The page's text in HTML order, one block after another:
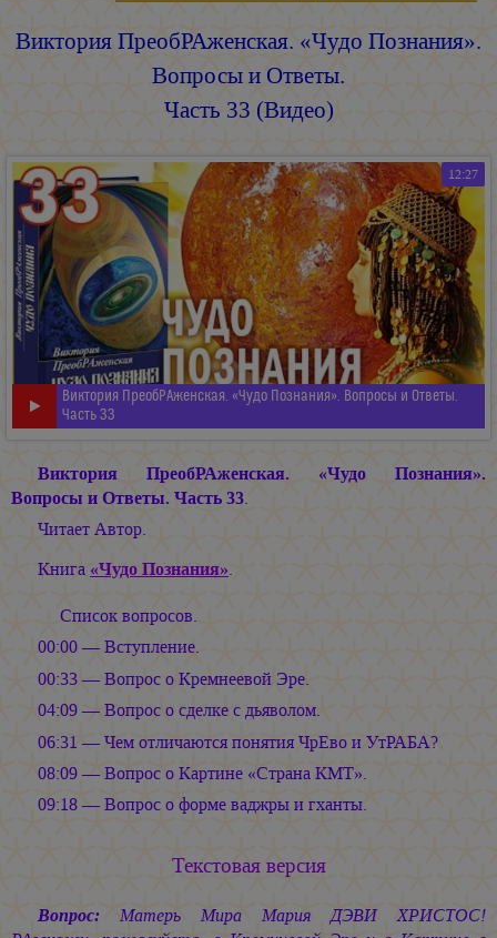
Виктория ПреобРАженская. «Чудо Познания».
Вопросы и Ответы.
Часть 33 (Видео)
12:27
Виктория ПреобРАженская. «Чудо Познания». Вопросы и Ответы.
Часть 33
Виктория ПреобРАженская. «Чудо Познания».
Вопросы и Ответы. Часть 33.
Читает Автор.
Книга «Чудо Познания».
Список вопросов.
00:00 — Вступление.
00:33 — Вопрос о Кремнеевой Эре.
04:09 — Вопрос о сделке с дьяволом.
06:31 — Чем отличаются понятия ЧрЕво и УтРАБА?
08:09 — Вопрос о Картине «Страна КМТ».
09:18 — Вопрос о форме ваджры и гханты.
Текстовая версия
Вопрос: Матерь Мира Мария ДЭВИ ХРИСТОС!